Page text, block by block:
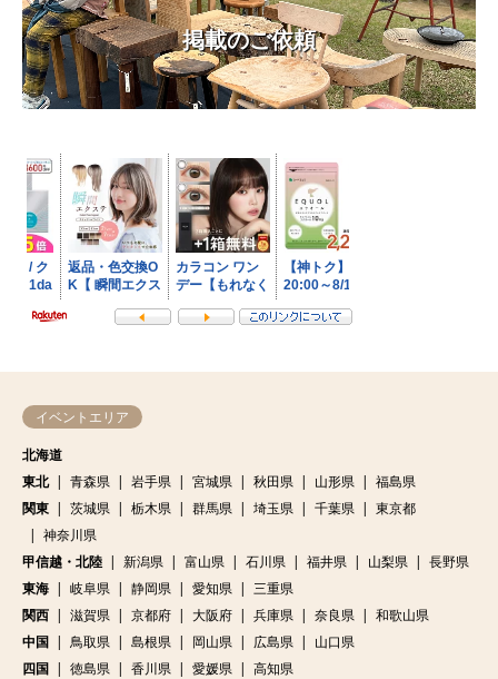
掲載のご依頼
イベントエリア
北海道
東北
青森県 岩手県 宮城県 秋田県 山形県
福島県
関東
茨城県 栃木県 群馬県 埼玉県 千葉県
東京都
神奈川県
甲信越・北陸
新潟県 富山県 石川県 福井県 山梨県
長野県
東海
岐阜県 静岡県 愛知県
三重県
関西
滋賀県 京都府 大阪府 兵庫県 奈良県
和歌山県
中国
鳥取県 島根県 岡山県 広島県
山口県
四国
徳島県 香川県 愛媛県
高知県